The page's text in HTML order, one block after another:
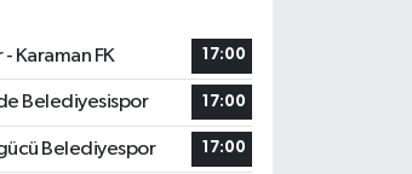
Karaman FK
17:00
Belediyesispor 17:00
Belediyespor 17:00